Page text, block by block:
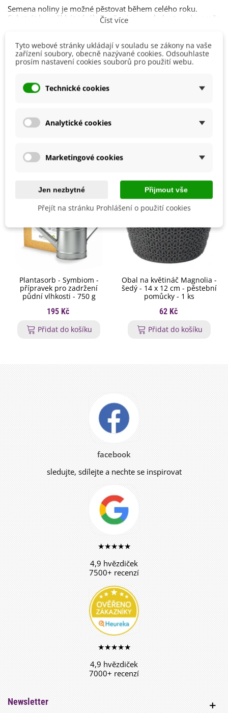
Semena noliny je možné pěstovat během celého roku.
Substrát by měl být ideálně určený pro sukulenty nebo směs
Semena zatlačíme do substrátu0,5 až 1 cm hluboko.
Rostlina potřebuje světlé místo s pokojovou teplotou. Klíčení
V letním období pravidelně zaléváme,
hnojíme 1x za 3
Číst více
Detaily produktu
Výrobce
Mohlo by se také hodit
Plantasorb - Symbiom -
přípravek pro zadržení
půdní vlhkosti - 750 g
195 Kč
Přidat do košíku
Obal na květináč Magnolia -
šedý - 14 x 12 cm - pěstební
pomůcky - 1 ks
62 Kč
Přidat do košíku
facebook
sledujte, sdílejte a nechte se inspirovat
★★★★★
4,9 hvězdiček
7500+ recenzí
★★★★★
4,9 hvězdiček
7000+ recenzí
Newsletter
Tyto webové stránky ukládají v souladu se zákony na vaše
zařízení soubory, obecně nazývané cookies. Odsouhlaste
prosím nastavení cookies souborů pro použití webu.
Technické cookies
Analytické cookies
Marketingové cookies
Jen nezbytné Přijmout vše
Přejít na stránku Prohlášení o použití cookies